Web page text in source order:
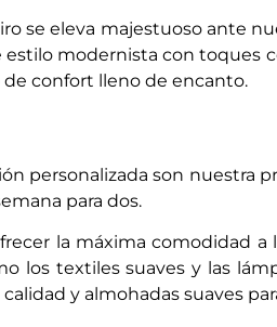
se eleva majestuoso ante
modernista con toques
confort lleno de encanto.
personalizada son nuestra
para dos.
la máxima comodidad
los textiles suaves y las
y almohadas suaves